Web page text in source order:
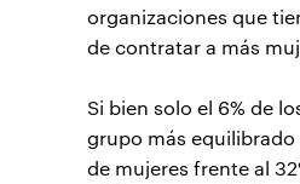
organizaciones que
de contratar a más
Si bien solo el 6% de
grupo más
de mujeres frente al